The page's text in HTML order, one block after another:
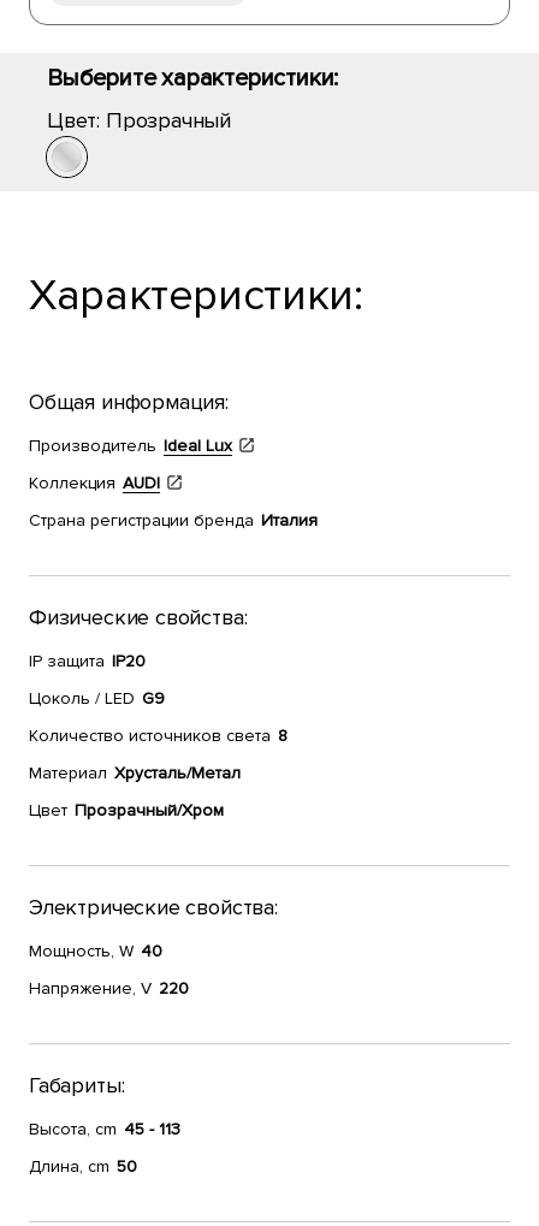
Выберите характеристики:
Цвет: Прозрачный
Характеристики:
Общая информация:
Производитель Ideal Lux
Коллекция AUDI
Страна регистрации бренда Италия
Физические свойства:
IP защита IP20
Цоколь / LED G9
Количество источников света 8
Материал Хрусталь/Метал
Цвет Прозрачный/Хром
Электрические свойства:
Мощность, W 40
Напряжение, V 220
Габариты:
Высота, cm 45 - 113
Длина, cm 50